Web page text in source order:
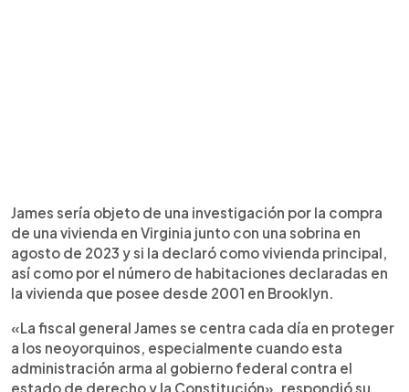
James sería objeto de una investigación por la compra
de una vivienda en Virginia junto con una sobrina en
agosto de 2023 y si la declaró como vivienda principal,
así como por el número de habitaciones declaradas en
la vivienda que posee desde 2001 en Brooklyn.
«La fiscal general James se centra cada día en proteger
a los neoyorquinos, especialmente cuando esta
administración arma al gobierno federal contra el
estado de derecho y la Constitución», respondió su